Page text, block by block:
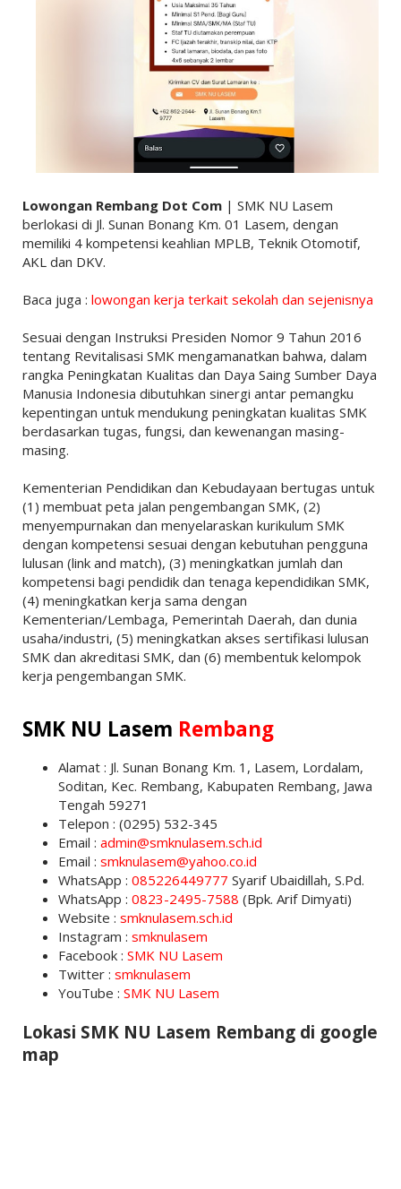
Lowongan Rembang Dot Com| SMK NU Lasem
berlokasi di Jl. Sunan Bonang Km. 01 Lasem, dengan
memiliki 4 kompetensi keahlian MPLB, Teknik Otomotif,
AKL dan DKV.
Baca juga : lowongan kerja terkait sekolah dan sejenisnya
Sesuai dengan Instruksi Presiden Nomor 9 Tahun 2016
tentang Revitalisasi SMK mengamanatkan bahwa, dalam
rangka Peningkatan Kualitas dan Daya Saing Sumber Daya
Manusia Indonesia dibutuhkan sinergi antar pemangku
kepentingan untuk mendukung peningkatan kualitas SMK
berdasarkan tugas, fungsi, dan kewenangan masing-
masing.
Kementerian Pendidikan dan Kebudayaan bertugas untuk
(1) membuat peta jalan pengembangan SMK, (2)
menyempurnakan dan menyelaraskan kurikulum SMK
dengan kompetensi sesuai dengan kebutuhan pengguna
lulusan (link and match), (3) meningkatkan jumlah dan
kompetensi bagi pendidik dan tenaga kependidikan SMK,
(4) meningkatkan kerja sama dengan
Kementerian/Lembaga, Pemerintah Daerah, dan dunia
usaha/industri, (5) meningkatkan akses sertifikasi lulusan
SMK dan akreditasi SMK, dan (6) membentuk kelompok
kerja pengembangan SMK.
SMK NU Lasem Rembang
Alamat : Jl. Sunan Bonang Km. 1, Lasem, Lordalam,
Soditan, Kec. Rembang, Kabupaten Rembang, Jawa
Tengah 59271
Telepon : (0295) 532-345
Email : admin@smknulasem.sch.id
Email : smknulasem@yahoo.co.id
WhatsApp : 085226449777 Syarif Ubaidillah, S.Pd.
WhatsApp : 0823-2495-7588 (Bpk. Arif Dimyati)
Website : smknulasem.sch.id
Instagram : smknulasem
Facebook : SMK NU Lasem
Twitter : smknulasem
YouTube : SMK NU Lasem
Lokasi SMK NU Lasem Rembang di google
map